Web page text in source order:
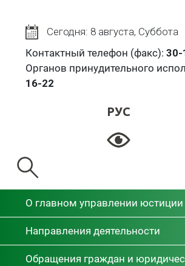
Сегодня: 8 августа, Суббота
Контактный телефон (факс): 30-
Органов принудительного
16-22
РУС
РУС
О главном управлении юстиции
Направления деятельности
Обращения граждан и